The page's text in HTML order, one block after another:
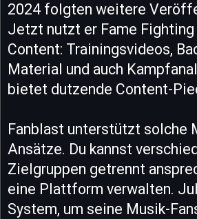
2024 folgten weitere
Jetzt nutzt er Fame Fighting
Content: Trainingsvideos,
Material und auch
bietet dutzende Content-
Fanblast unterstützt solche
Ansätze. Du kannst
Zielgruppen getrennt
eine Plattform verwalten.
System, um seine Musik-